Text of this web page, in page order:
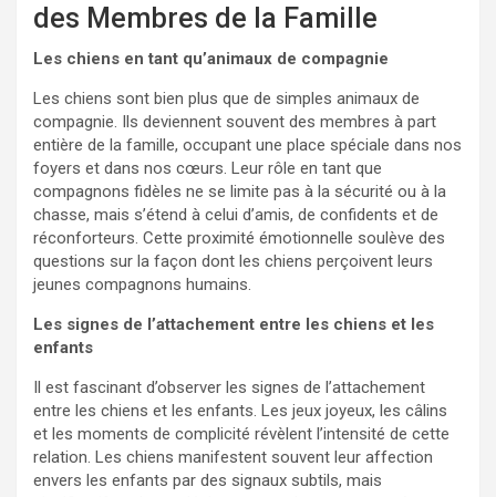
des Membres de la Famille
Les chiens en tant qu’animaux de compagnie
Les chiens sont bien plus que de simples animaux de
compagnie. Ils deviennent souvent des membres à part
entière de la famille, occupant une place spéciale dans nos
foyers et dans nos cœurs. Leur rôle en tant que
compagnons fidèles ne se limite pas à la sécurité ou à la
chasse, mais s’étend à celui d’amis, de confidents et de
réconforteurs. Cette proximité émotionnelle soulève des
questions sur la façon dont les chiens perçoivent leurs
jeunes compagnons humains.
Les signes de l’attachement entre les chiens et les
enfants
Il est fascinant d’observer les signes de l’attachement
entre les chiens et les enfants. Les jeux joyeux, les câlins
et les moments de complicité révèlent l’intensité de cette
relation. Les chiens manifestent souvent leur affection
envers les enfants par des signaux subtils, mais